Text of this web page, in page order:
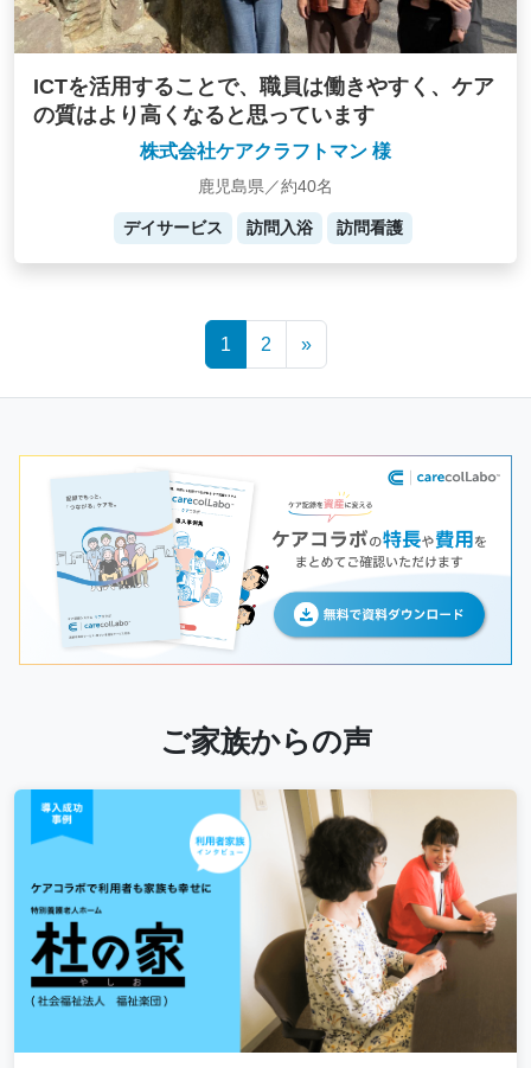
ICTを活用することで、職員は働きやすく、ケア
の質はより高くなると思っています
株式会社ケアクラフトマン 様
鹿児島県／約40名
デイサービス 訪問入浴 訪問看護
1 2 »
ご家族からの声